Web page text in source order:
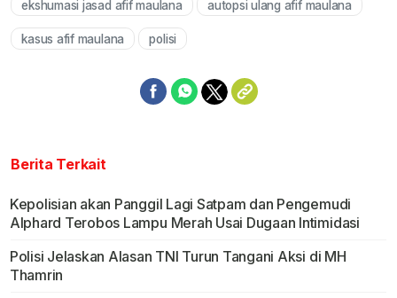
Mute
ekshumasi jasad afif maulana autopsi ulang afif maulana
kasus afif maulana polisi
Berita Terkait
Kepolisian akan Panggil Lagi Satpam dan Pengemudi
Alphard Terobos Lampu Merah Usai Dugaan Intimidasi
Polisi Jelaskan Alasan TNI Turun Tangani Aksi di MH
Thamrin